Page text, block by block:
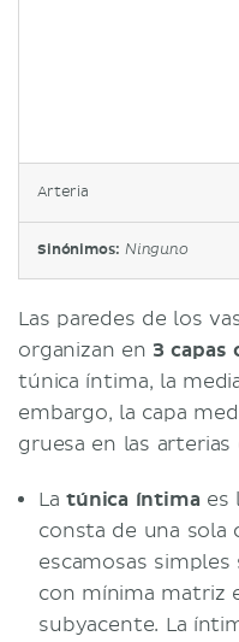
Arteria
Sinónimos: Ninguno
Las paredes de los
organizan en 3 capas
túnica íntima, la
embargo, la capa
gruesa en las arterias
Latúnica íntima es
consta de una sola
escamosas
con mínima matriz
subyacente. La